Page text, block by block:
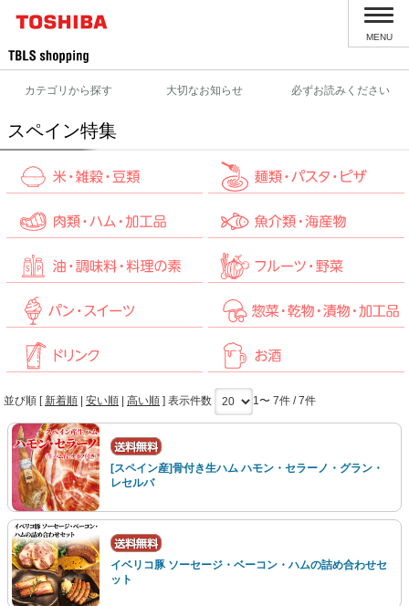
MENU
カテゴリから探す 大切なお知らせ 必ずお読みください
スペイン特集
並び順 [新着順 | 安い順 | 高い順 ] 表示件数 1〜 7件 / 7件
[スペイン産]骨付き生ハム ハモン・セラーノ・グラン・
レセルバ
イベリコ豚 ソーセージ・ベーコン・ハムの詰め合わせセ
ット